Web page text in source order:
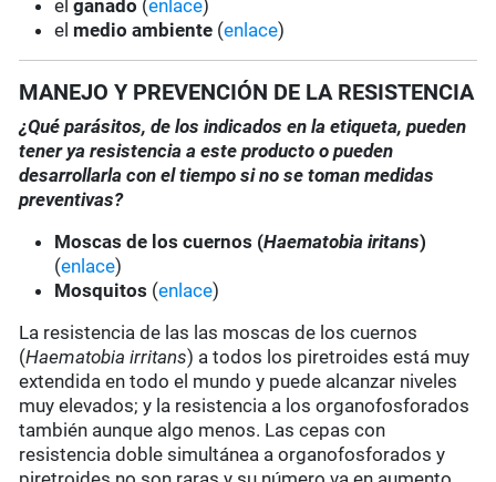
elganado (enlace)
el medio ambiente (enlace)
MANEJO Y PREVENCIÓN DE LA RESISTENCIA
¿Qué parásitos, de los indicados en la etiqueta, pueden
tener ya resistencia a este producto o pueden
desarrollarla con el tiempo si no se toman medidas
preventivas?
Moscas de los cuernos (Haematobia iritans)
(enlace)
Mosquitos (enlace)
La resistencia de las las moscas de los cuernos
(Haematobia irritans) a todos los piretroides está muy
extendida en todo el mundo y puede alcanzar niveles
muy elevados; y la resistencia a los organofosforados
también aunque algo menos. Las cepas con
resistencia doble simultánea a organofosforados y